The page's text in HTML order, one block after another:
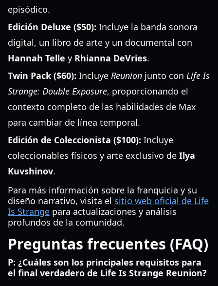
episódico.
Edición Deluxe ($50): Incluye la banda sonora
digital, un libro de arte y un documental con
Hannah Telle y Rhianna DeVries.
Twin Pack ($60): Incluye Reunion junto con Life Is
Strange: Double Exposure, proporcionando el
contexto completo de las habilidades de Max
para cambiar de línea temporal.
Edición de Coleccionista ($100): Incluye
coleccionables físicos y arte exclusivo de Ilya
Kuvshinov.
Para más información sobre la franquicia y su
diseño narrativo, visita el sitio web oficial de Life
Is Strange para actualizaciones y análisis
profundos de la comunidad.
Preguntas frecuentes (FAQ)
P: ¿Cuáles son los principales requisitos para
el final verdadero de Life Is Strange Reunion?